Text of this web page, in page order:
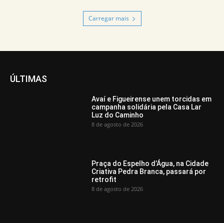
Carregar mais
ÚLTIMAS
Avaí e Figueirense unem torcidas em
campanha solidária pela Casa Lar
Luz do Caminho
8 de agosto de 2026
Praça do Espelho d’Água, na Cidade
Criativa Pedra Branca, passará por
retrofit
8 de agosto de 2026